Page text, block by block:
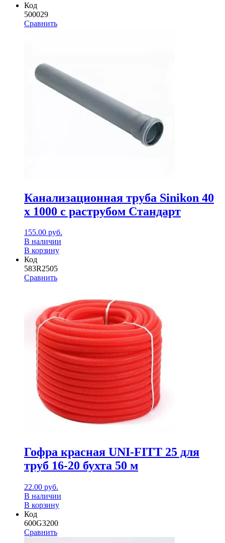
Код
500029
Сравнить
Канализационная труба Sinikon 40
х 1000 с раструбом Стандарт
155.00 руб.
В наличии
В корзину
Код
583R2505
Сравнить
Гофра красная UNI-FITT 25 для
труб 16-20 бухта 50 м
22.00 руб.
В наличии
В корзину
Код
600G3200
Сравнить